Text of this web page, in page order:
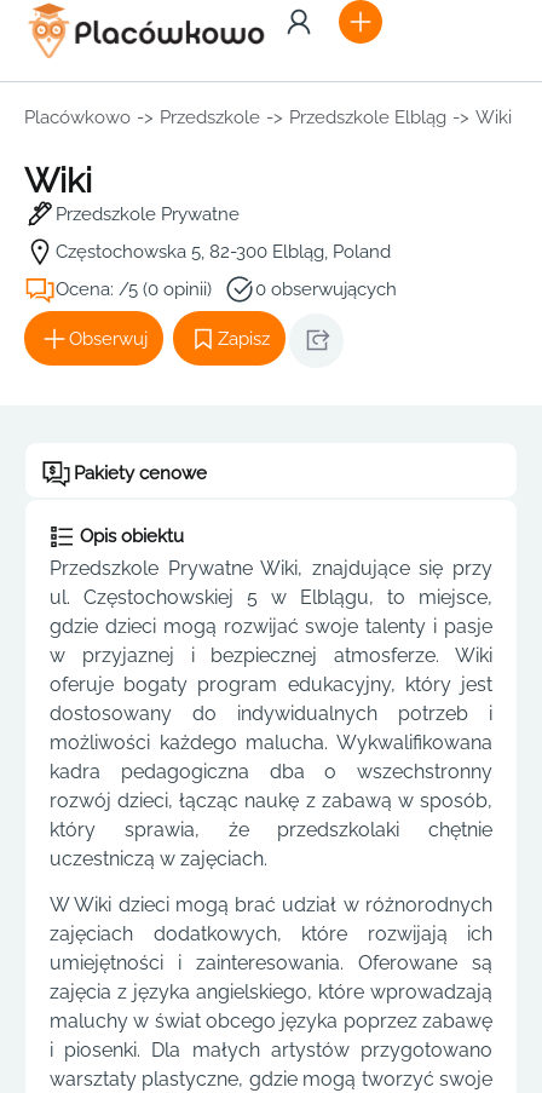
Placówkowo -> Przedszkole -> Przedszkole Elbląg -> Wiki
Wiki
Przedszkole Prywatne
Częstochowska 5, 82-300 Elbląg, Poland
Ocena: /5 (0 opinii)
0 obserwujących
Obserwuj Zapisz
Pakiety cenowe
Opis obiektu
Przedszkole Prywatne Wiki, znajdujące się przy
ul. Częstochowskiej 5 w Elblągu, to miejsce,
gdzie dzieci mogą rozwijać swoje talenty i pasje
w przyjaznej i bezpiecznej atmosferze. Wiki
oferuje bogaty program edukacyjny, który jest
dostosowany do indywidualnych potrzeb i
możliwości każdego malucha. Wykwalifikowana
kadra pedagogiczna dba o wszechstronny
rozwój dzieci, łącząc naukę z zabawą w sposób,
który sprawia, że przedszkolaki chętnie
uczestniczą w zajęciach.
W Wiki dzieci mogą brać udział w różnorodnych
zajęciach dodatkowych, które rozwijają ich
umiejętności i zainteresowania. Oferowane są
zajęcia z języka angielskiego, które wprowadzają
maluchy w świat obcego języka poprzez zabawę
i piosenki. Dla małych artystów przygotowano
warsztaty plastyczne, gdzie mogą tworzyć swoje